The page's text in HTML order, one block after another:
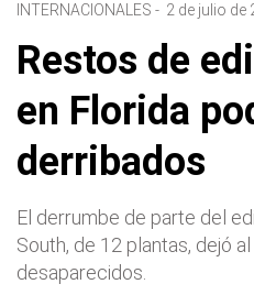
INTERNACIONALES - 2 de julio de
Restos de
en Florida
derribados
El derrumbe de parte del
South, de 12 plantas, dejó
desaparecidos.